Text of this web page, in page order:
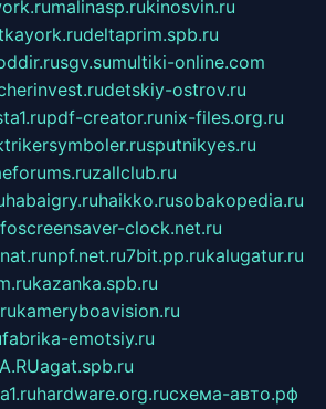
malinasp.rukinosvin.ru
deltaprim.spb.ru
sgv.sumultiki-online.com
detskiy-ostrov.ru
pdf-creator.runix-files.org.ru
sputnikyes.ru
zallclub.ru
habaigry.ruhaikko.rusobakopedia.ru
screensaver-clock.net.ru
npf.net.ru7bit.pp.rukalugatur.ru
kazanka.spb.ru
kameryboavision.ru
fabrika-emotsiy.ru
agat.spb.ru
hardware.org.ruсхема-авто.рф